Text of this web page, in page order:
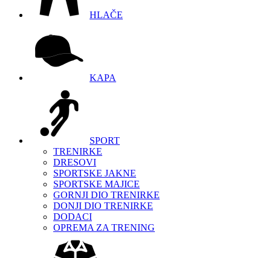
HLAČE
KAPA
SPORT
TRENIRKE
DRESOVI
SPORTSKE JAKNE
SPORTSKE MAJICE
GORNJI DIO TRENIRKE
DONJI DIO TRENIRKE
DODACI
OPREMA ZA TRENING